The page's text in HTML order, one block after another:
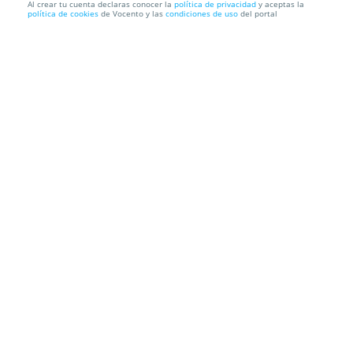
Higiene facial completa + radiofrecuencia facial en
Al crear tu cuenta declaras conocer la política de privacidad y aceptas la
política de cookies de Vocento y las condiciones de uso del portal